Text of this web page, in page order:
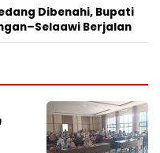
Dibenahi, Bupati
Berjalan